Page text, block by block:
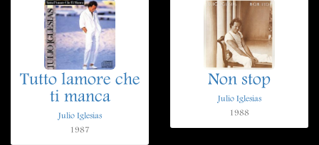
Tutto lamore che
ti manca
Julio Iglesias
1987
Non stop
Julio Iglesias
1988